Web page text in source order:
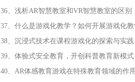
36、浅析AR智慧教室和VR智慧教室的区别
37、什么是游戏化教学？如何开展游戏化
38、沉浸式技术在课程游戏化的探索与实践
39、体验式安全教育，开创科普教育新模式
40、AR体感教育游戏在特殊教育领域的作